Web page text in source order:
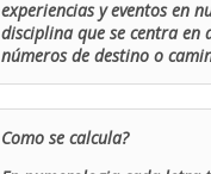
experiencias y eventos en
disciplina que se centra en
números de destino o
Como se calcula?